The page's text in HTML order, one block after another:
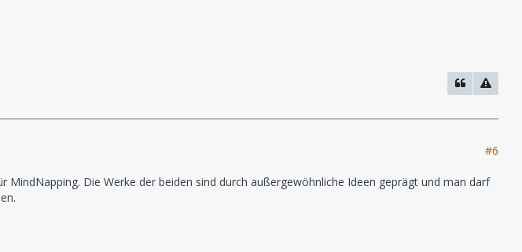
#6
Die Werke der beiden sind durch außergewöhnliche Ideen geprägt und man darf